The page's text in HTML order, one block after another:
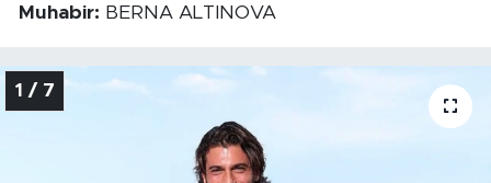
Muhabir: BERNA ALTINOVA
1 / 7